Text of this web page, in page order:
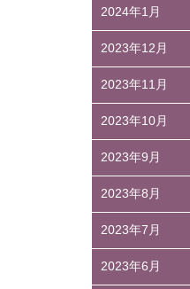
2024年1月
2023年12月
2023年11月
2023年10月
2023年9月
2023年8月
2023年7月
2023年6月